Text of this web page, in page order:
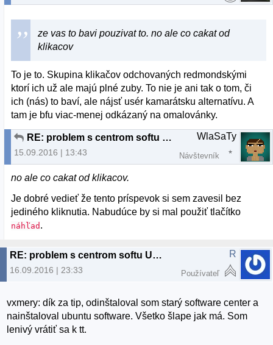
ze vas to bavi pouzivat to. no ale co cakat od
klikacov
To je to. Skupina klikačov odchovaných redmondskými
ktorí ich už ale majú plné zuby. To nie je ani tak o tom, či
ich (nás) to baví, ale nájsť usér kamarátsku alternatívu. A
tam je bfu viac-menej odkázaný na omalovánky.
RE: problem s centrom softu Ubuntu
15.09.2016 | 13:43
WlaSaTy
Návštevník
no ale co cakat od klikacov.
Je dobré vedieť že tento príspevok si sem zavesil bez
jediného kliknutia. Nabudúce by si mal použiť tlačítko
náhľad .
RE: problem s centrom softu Ubuntu
16.09.2016 | 23:33
R
Používateľ
vxmery: dík za tip, odinštaloval som starý software center a
nainštaloval ubuntu software. Všetko šlape jak má. Som
lenivý vrátiť sa k tt.